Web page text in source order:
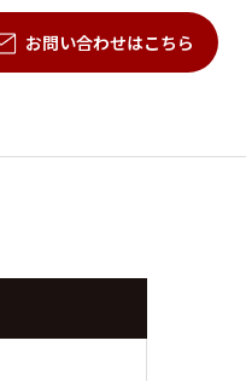
お問い合わせはこちら